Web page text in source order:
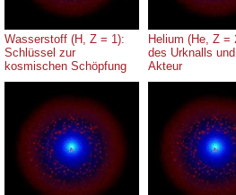
Wasserstoff (H, Z = 1):
Schlüssel zur
kosmischen Schöpfung
Helium (He, Z =
des Urknalls
Akteur